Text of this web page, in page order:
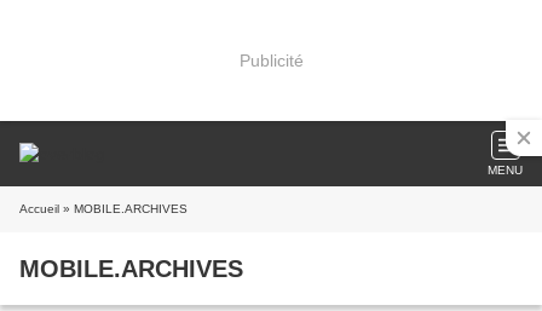
Publicité
MENU
Accueil » MOBILE.ARCHIVES
MOBILE.ARCHIVES